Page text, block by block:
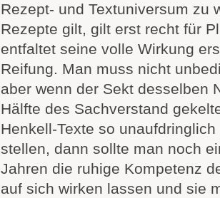
Rezept- und Textuniversum zu
Rezepte gilt, gilt erst recht für
entfaltet seine volle Wirkung
Reifung. Man muss nicht
aber wenn der Sekt desselben
Hälfte des Sachverstand
Henkell-Texte so
stellen, dann sollte man noch
Jahren die ruhige Kompetenz
auf sich wirken lassen und sie